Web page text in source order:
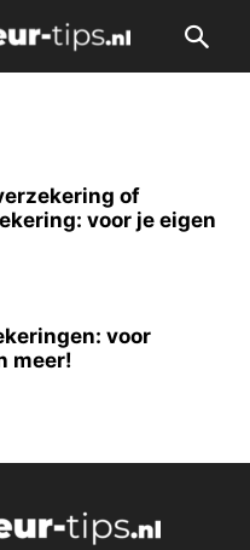
of
voor je eigen
voor
meer!